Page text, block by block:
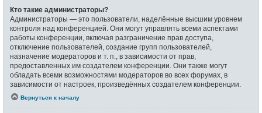
Кто такие администраторы?
Администраторы — это пользователи, наделённые высшим уровнем
контроля над конференцией. Они могут управлять всеми аспектами
работы конференции, включая разграничение прав доступа,
отключение пользователей, создание групп пользователей,
назначение модераторов и т. п., в зависимости от прав,
предоставленных им создателем конференции. Они также могут
обладать всеми возможностями модераторов во всех форумах, в
зависимости от настроек, произведённых создателем конференции.
Вернуться к началу